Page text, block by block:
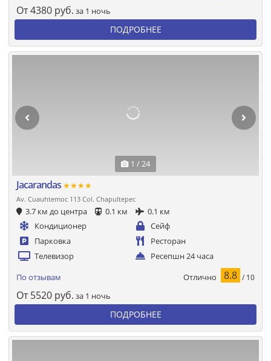
От4380 руб. за 1 ночь
ПОДРОБНЕЕ
1 / 24
Jacarandas ★★★★
Av. Cuauhtemoc 113 Col. Chapultepec
3.7 км до центра 0.1 км
0.1 км
Кондиционер
Сейф
Парковка
Ресторан
Телевизор
Ресепшн 24 часа
По отзывам Отлично 8.8 / 10
От 5520 руб. за 1 ночь
ПОДРОБНЕЕ